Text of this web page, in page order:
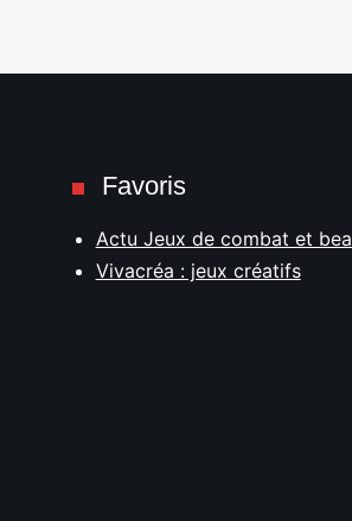
Favoris
Actu Jeux de combat et
Vivacréa : jeux créatifs